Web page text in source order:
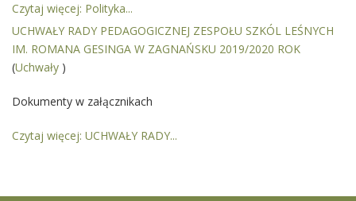
Czytaj więcej: Polityka...
UCHWAŁY RADY PEDAGOGICZNEJ ZESPOŁU SZKÓL LEŚNYCH
IM. ROMANA GESINGA W ZAGNAŃSKU 2019/2020 ROK
(Uchwały )
Dokumenty w załącznikach
Czytaj więcej: UCHWAŁY RADY...